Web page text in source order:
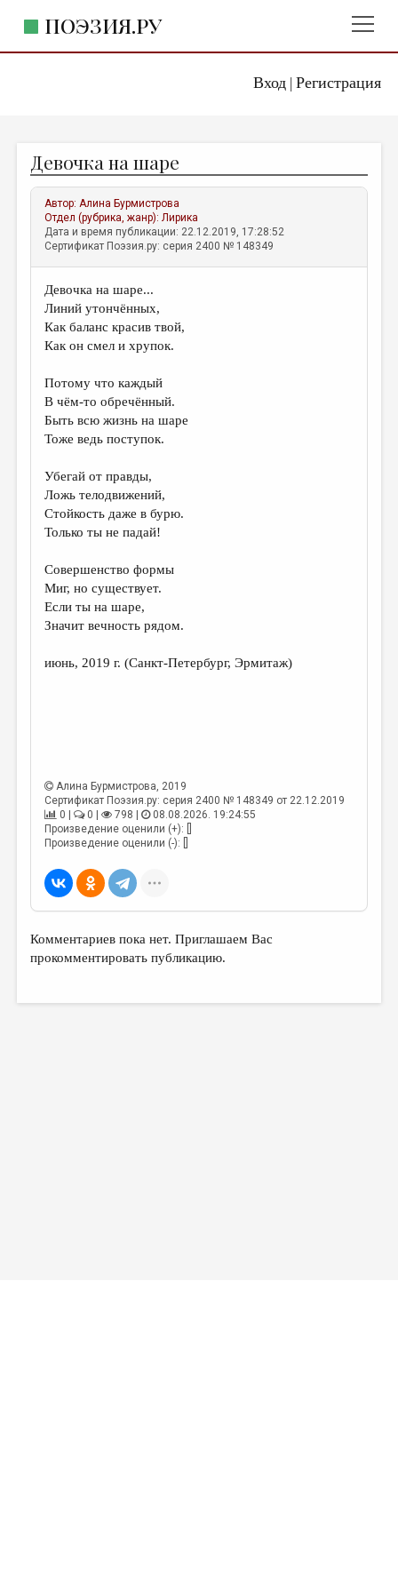
Вход| Регистрация
ПОЭЗИЯ.РУ
ЖАНРЫ
АВТОРЫ
КОММЕНТАРИИ
ЛИТСАЛОН
НОВОСТИ
ПРАВИЛА САЙТА
ИЗБРАННОЕ
ДАЙДЖЕСТ
ПЕРЕВОДЫ
КОНКУРСЫ
КНИЖНАЯ ПОЛКА
ОБЗОР ЛИТЕРАТУРЫ
ОБЪЯВЛЕНИЯ
МАЛАЯ ПРОЗА
ЭССЕИСТИКА
КУЛЬТУРОВЕДЕНИЕ
РЕЦЕНЗИРОВАНИЕ
Девочка на шаре
Автор:Алина Бурмистрова
Отдел (рубрика, жанр):Лирика
Дата и время публикации: 22.12.2019, 17:28:52
Сертификат Поэзия.ру: серия 2400 № 148349
Девочка на шаре...
Линий утончённых,
Как баланс красив твой,
Как он смел и хрупок.
Потому что каждый
В чём-то обречённый.
Быть всю жизнь на шаре
Тоже ведь поступок.
Убегай от правды,
Ложь телодвижений,
Стойкость даже в бурю.
Только ты не падай!
Совершенство формы
Миг, но существует.
Если ты на шаре,
Значит вечность рядом.
июнь, 2019 г. (Санкт-Петербург, Эрмитаж)
Алина Бурмистрова, 2019
Сертификат Поэзия.ру: серия 2400 № 148349 от 22.12.2019
0 |
0 | 798 |
08.08.2026. 19:24:55
Произведение оценили (+): []
Произведение оценили (-): []
Комментариев пока нет. Приглашаем Вас
прокомментировать публикацию.